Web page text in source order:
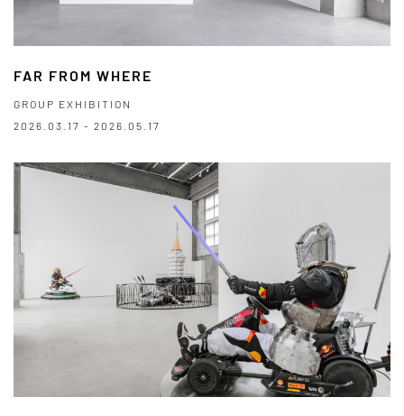
FAR FROM WHERE
GROUP EXHIBITION
2026.03.17 - 2026.05.17